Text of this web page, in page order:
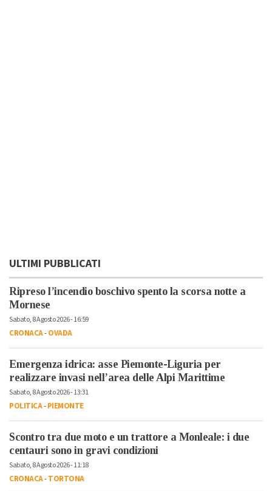
ULTIMI PUBBLICATI
Ripreso l’incendio boschivo spento la scorsa notte a
Mornese
Sabato, 8 Agosto 2026 - 16:59
CRONACA-OVADA
Emergenza idrica: asse Piemonte-Liguria per
realizzare invasi nell’area delle Alpi Marittime
Sabato, 8 Agosto 2026 - 13:31
POLITICA-PIEMONTE
Scontro tra due moto e un trattore a Monleale: i due
centauri sono in gravi condizioni
Sabato, 8 Agosto 2026 - 11:18
CRONACA-TORTONA